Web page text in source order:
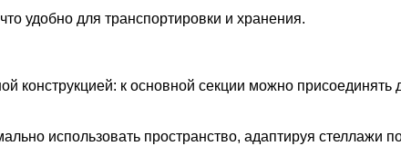
удобно для транспортировки и хранения.
конструкцией: к основной секции можно
использовать пространство, адаптируя